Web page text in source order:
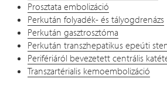
Prosztata embolizáció
Perkután folyadék- és tályogdrenázs
Perkután gasztrosztóma
Perkután transzhepatikus epeúti
Perifériáról bevezetett centrális
Transzartérialis kemoembolizáció